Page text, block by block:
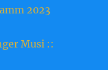
2023
Musi ::